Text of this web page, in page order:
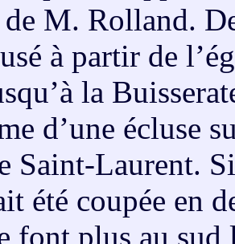
M. Rolland.
à partir de
la
d’une écluse
Saint-Laurent.
été coupée en
font plus au sud